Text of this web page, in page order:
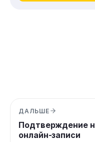
ДАЛЬШЕ
Подтверждение
онлайн-записи